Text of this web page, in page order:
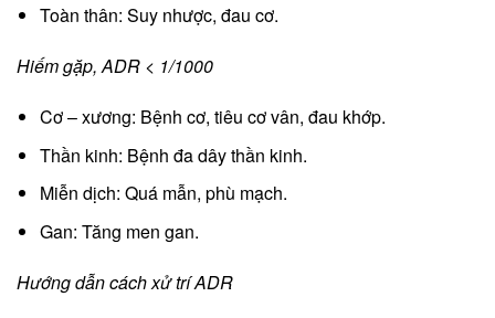
Toàn thân: Suy nhược, đau cơ.
Hiếm gặp, ADR < 1/1000
Cơ – xương: Bệnh cơ, tiêu cơ vân, đau khớp.
Thần kinh: Bệnh đa dây thần kinh.
Miễn dịch: Quá mẫn, phù mạch.
Gan: Tăng men gan.
Hướng dẫn cách xử trí ADR